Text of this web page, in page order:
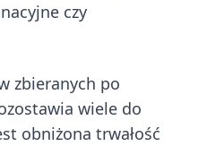
czy
zbieranych po
wiele do
obniżona trwałość